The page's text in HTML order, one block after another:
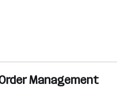
Management